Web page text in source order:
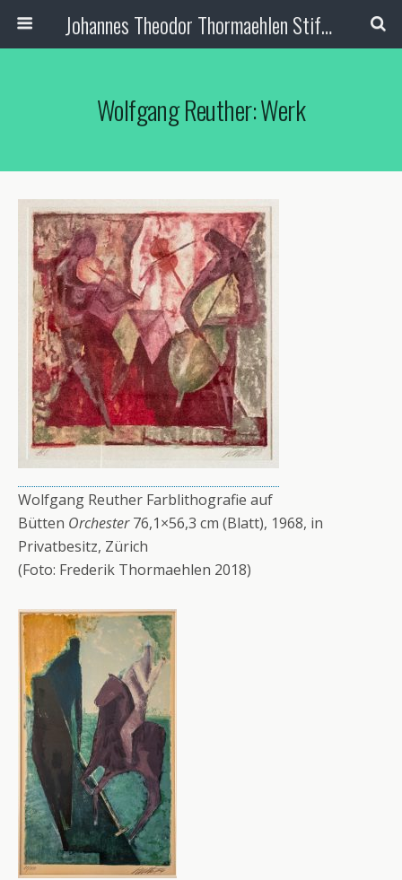
Johannes Theodor Thormaehlen Stiftung
Wolfgang Reuther: Werk
Wolfgang Reuther Farblithografie auf
Bütten Orchester76,1×56,3 cm (Blatt), 1968, in
Privatbesitz, Zürich
(Foto: Frederik Thormaehlen 2018)